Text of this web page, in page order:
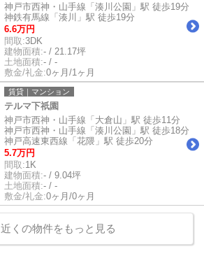
神戸市西神・山手線「湊川公園」駅 徒歩19分
神鉄有馬線「湊川」駅 徒歩19分
6.6万円
間取:3DK
建物面積:- / 21.17坪
土地面積:- / -
敷金/礼金:0ヶ月/1ヶ月
賃貸｜マンション
テルマ下祇園
神戸市西神・山手線「大倉山」駅 徒歩11分
神戸市西神・山手線「湊川公園」駅 徒歩18分
神戸高速東西線「花隈」駅 徒歩20分
5.7万円
間取:1K
建物面積:- / 9.04坪
土地面積:- / -
敷金/礼金:0ヶ月/0ヶ月
近くの物件をもっと見る